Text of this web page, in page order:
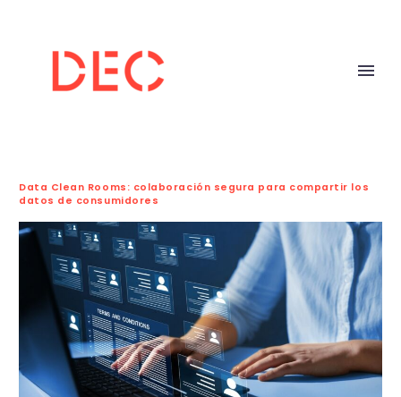
Data Clean Rooms: colaboración segura para compartir los
datos de consumidores